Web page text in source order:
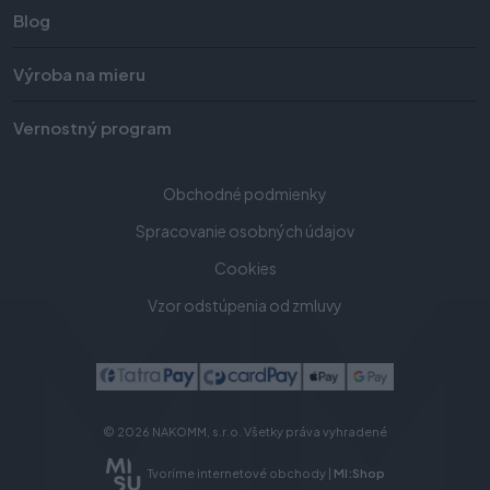
Blog
Výroba na mieru
Vernostný program
Obchodné podmienky
Spracovanie osobných údajov
Cookies
Vzor odstúpenia od zmluvy
© 2026 NAKOMM, s.r.o. Všetky práva vyhradené
Tvoríme internetové obchody | MI:Shop